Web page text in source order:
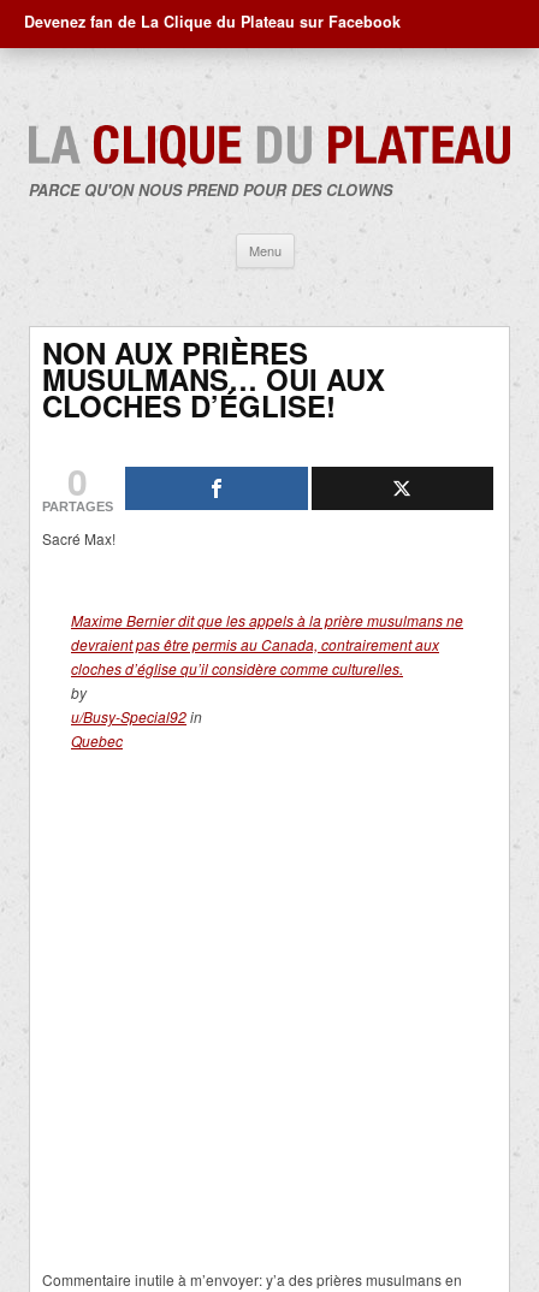
Devenez fan de La Clique du Plateau sur Facebook
PARCE QU'ON NOUS PREND POUR DES CLOWNS
Menu
contenu
NON AUX PRIÈRES
MUSULMANS… OUI AUX
CLOCHES D’ÉGLISE!
0
PARTAGES
Sacré Max!
Maxime Bernier dit que les appels à la prière musulmans ne
devraient pas être permis au Canada, contrairement aux
cloches d’église qu’il considère comme culturelles.
by
u/Busy-Special92in
Quebec
Commentaire inutile à m’envoyer: y’a des prières musulmans en